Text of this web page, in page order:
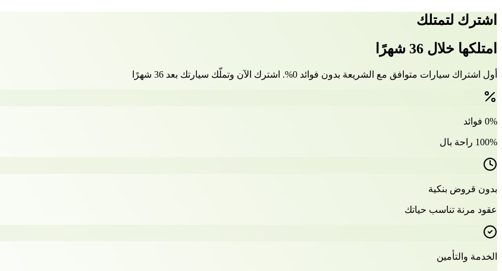
اشترك لتمتلك
امتلكها خلال 36 شهرًا
أول اشتراك سيارات متوافق مع الشريعة بدون فوائد 0%. اشترك الآن وتملّك سيارتك بعد 36 شهرًا
0% فوائد
100% راحة بال
بدون قروض بنكية
عقود مرنة تناسب حياتك
الخدمة والتأمين